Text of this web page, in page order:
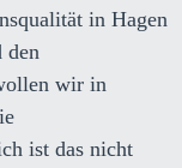
in Hagen
den
wir in
ist das nicht